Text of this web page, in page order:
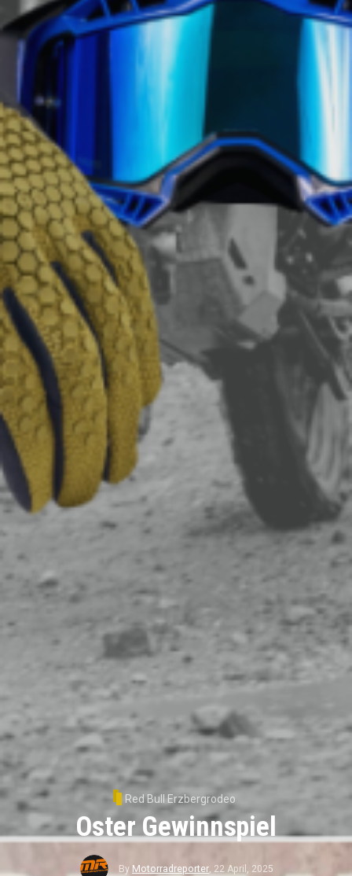
Red Bull Erzbergrodeo
Oster Gewinnspiel
By Motorradreporter, 22 April, 2025